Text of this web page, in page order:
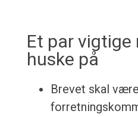
Et par vigtige
huske på
Brevet skal